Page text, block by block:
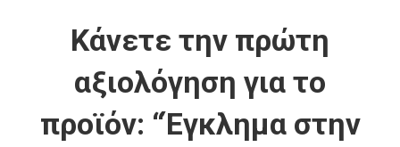
Κάνετε την πρώτη
αξιολόγηση για το
προϊόν: “Έγκλημα στην